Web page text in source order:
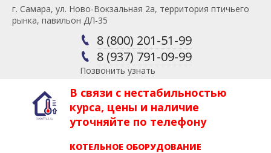
г. Самара, ул. Ново-Вокзальная 2а, территория птичьего
рынка, павильон ДЛ-35
8 (800) 201-51-99
8 (937) 791-09-99
Позвонить узнать
В связи с нестабильностью
курса, цены и наличие
уточняйте по телефону
КОТЕЛЬНОЕ ОБОРУДОВАНИЕ